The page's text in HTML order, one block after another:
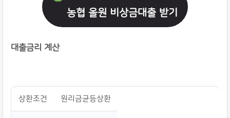
농협 올원 비상금대출 받기
대출금리 계산
상환조건 원리금균등상환